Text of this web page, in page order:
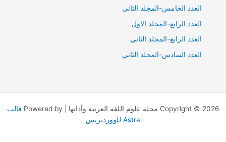
العدد الخامس-المجلد الثاني
العدد الرابع-المجلد الاول
العدد الرابع-المجلد الثاني
العدد السادس-المجلد الثاني
Copyright © 2026 مجلة علوم اللغة العربية وآدابها | Powered by
قالب
Astra للووردبريس